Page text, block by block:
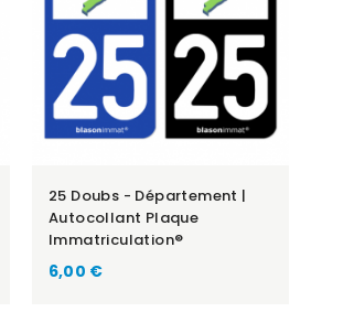
25 Doubs - Département |
Autocollant Plaque
Immatriculation®
6,00 €